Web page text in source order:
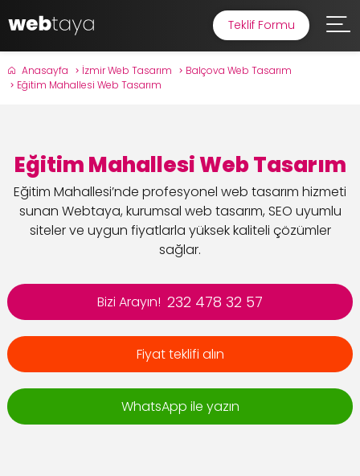
Teklif Formu
Anasayfa İzmir Web Tasarım
Balçova Web Tasarım
Eğitim Mahallesi Web Tasarım
Eğitim Mahallesi Web Tasarım
Eğitim Mahallesi’nde profesyonel web tasarım hizmeti
sunan Webtaya, kurumsal web tasarım, SEO uyumlu
siteler ve uygun fiyatlarla yüksek kaliteli çözümler
sağlar.
Bizi Arayın! 232 478 32 57
Fiyat teklifi alın
WhatsApp ile yazın